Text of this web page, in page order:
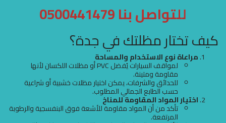
للتواصل بنا 0500441479
كيف تختار مظلتك في جدة؟
مراعاة نوع الاستخدام والمساحة
لمواقف السيارات يُفضل PVC أو مظلات اللكسان لأنها
مقاومة ومتينة.
للحدائق والشرفات، يمكن اختيار مظلات خشبية أو شراعية
حسب الطابع الجمالي المطلوب.
اختيار المواد المقاومة للمناخ
تأكد من أن المواد مقاومة للأشعة فوق البنفسجية والرطوبة
المرتفعة.